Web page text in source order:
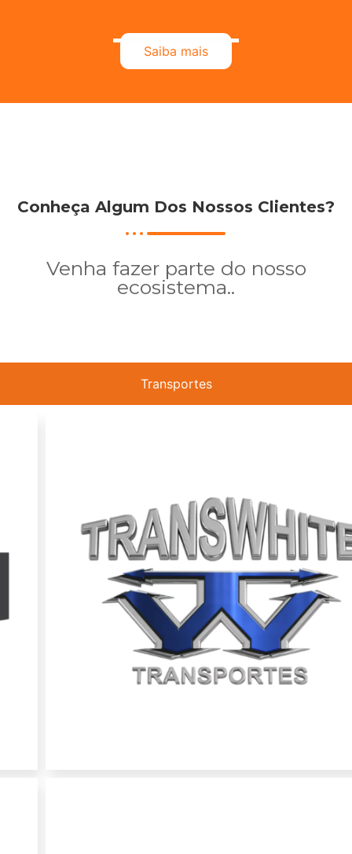
Saiba mais
Conheça Algum Dos Nossos Clientes?
Venha fazer parte do nosso
ecosistema..
Transportes